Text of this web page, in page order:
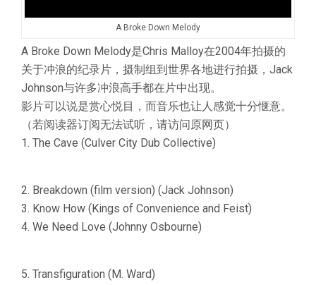
A Broke Down Melody
A Broke Down Melody是Chris Malloy在2004年拍摄的
关于冲浪的纪录片，摄制组到世界各地进行拍摄，Jack
Johnson与许多冲浪高手都在片中出现。
影片可以说是赏心悦目，而音乐也让人感觉十分惬意。
（若阅读器订阅无法试听，请访问原网页）
1. The Cave (Culver City Dub Collective)
2. Breakdown (film version) (Jack Johnson)
3. Know How (Kings of Convenience and Feist)
4. We Need Love (Johnny Osbourne)
5. Transfiguration (M. Ward)